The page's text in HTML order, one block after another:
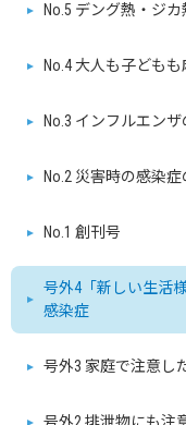
No.5 デング熱・ジ
No.4 大人も子ども
No.3 インフルエン
No.2 災害時の感染
No.1 創刊号
号外4「新しい生活
感染症
号外3 家庭で注意し